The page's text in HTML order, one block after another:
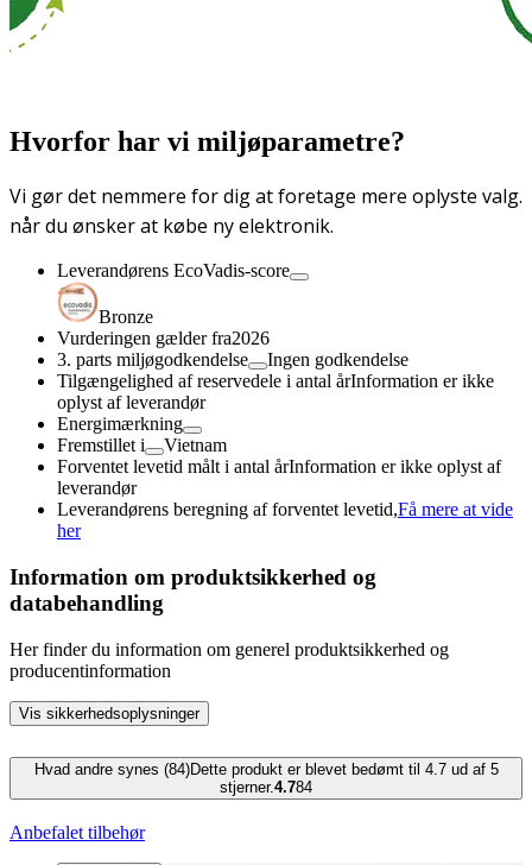
Hvorfor har vi miljøparametre?
Vi gør det nemmere for dig at foretage mere oplyste valg.
når du ønsker at købe ny elektronik.
Leverandørens EcoVadis-score
Bronze
Vurderingen gælder fra2026
3. parts miljøgodkendelse
Ingen godkendelse
Tilgængelighed af reservedele i antal årInformation er ikke
oplyst af leverandør
Energimærkning
Fremstillet i
Vietnam
Forventet levetid målt i antal årInformation er ikke oplyst af
leverandør
Leverandørens beregning af forventet levetid,Få mere at vide
her
Information om produktsikkerhed og
databehandling
Her finder du information om generel produktsikkerhed og
producentinformation
Vis sikkerhedsoplysninger
Hvad andre synes (84)Dette produkt er blevet bedømt til 4.7 ud af 5
stjerner.4.784
Anbefalet tilbehør